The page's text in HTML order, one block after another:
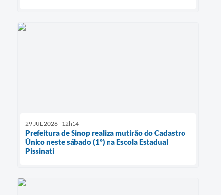
29 JUL 2026 - 12h14
Prefeitura de Sinop realiza mutirão do Cadastro
Único neste sábado (1º) na Escola Estadual
Pissinati